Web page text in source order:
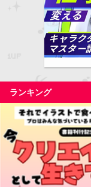
ランキング